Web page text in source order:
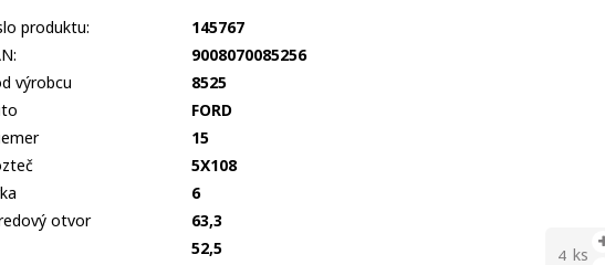
ks
produktu:
145767
9008070085256
výrobcu
8525
FORD
15
5X108
6
otvor
63,3
52,5